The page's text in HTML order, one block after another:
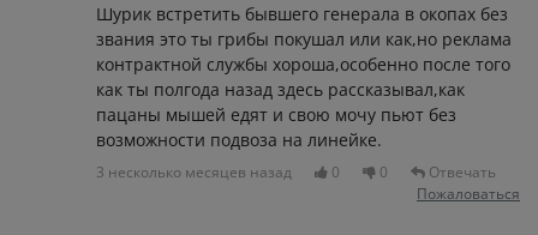
Шурик встретить бывшего генерала в окопах без
звания это ты грибы покушал или как,но реклама
контрактной службы хороша,особенно после того
как ты полгода назад здесь рассказывал,как
пацаны мышей едят и свою мочу пьют без
возможности подвоза на линейке.
3 несколько месяцев назад 0 0
Отвечать
Пожаловаться